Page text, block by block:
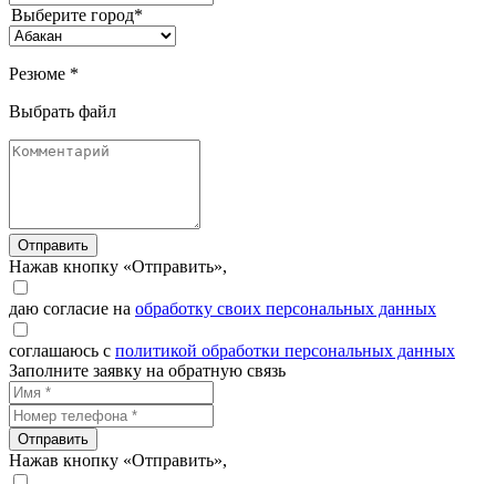
Выберите город*
Резюме *
Выбрать файл
Отправить
Нажав кнопку «Отправить»,
даю согласие на обработку своих персональных данных
соглашаюсь с политикой обработки персональных данных
Заполните заявку на обратную связь
Отправить
Нажав кнопку «Отправить»,